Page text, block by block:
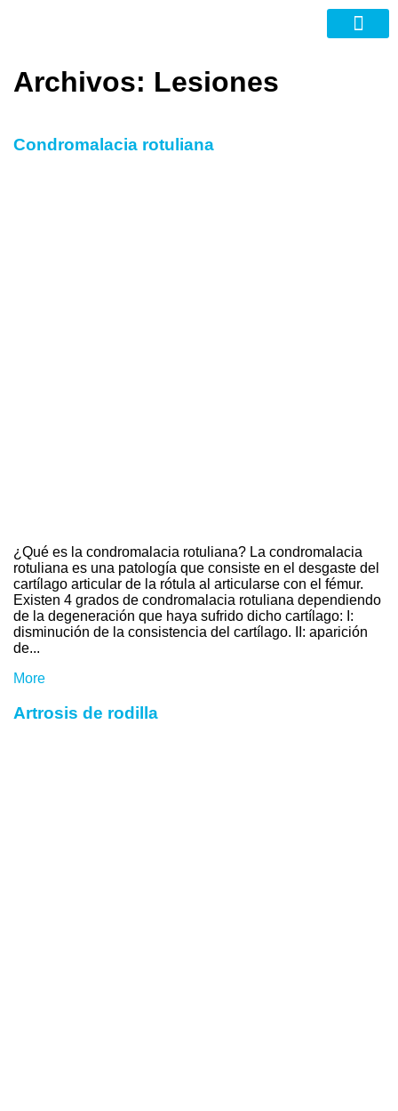
Archivos: Lesiones
Condromalacia rotuliana
¿Qué es la condromalacia rotuliana? La condromalacia
rotuliana es una patología que consiste en el desgaste del
cartílago articular de la rótula al articularse con el fémur.
Existen 4 grados de condromalacia rotuliana dependiendo
de la degeneración que haya sufrido dicho cartílago: I:
disminución de la consistencia del cartílago. II: aparición
de...
More
Artrosis de rodilla